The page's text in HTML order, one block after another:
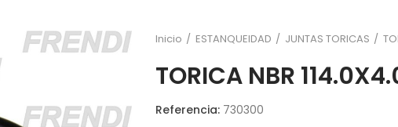
Inicio ESTANQUEIDAD JUNTAS TORICAS
TORICA NBR
Referencia: 730300